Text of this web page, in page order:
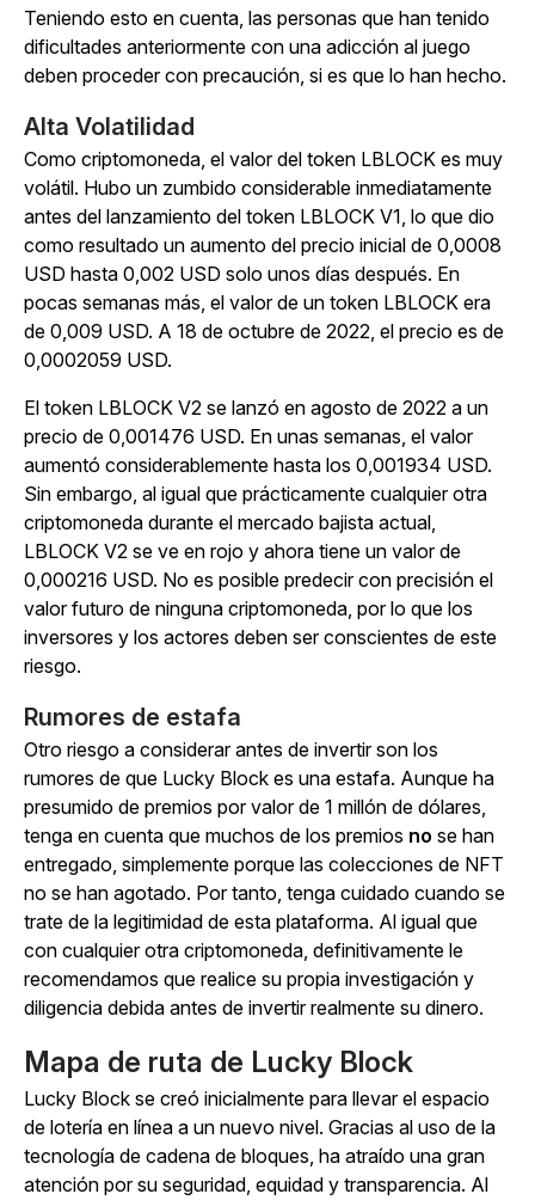
Teniendo esto en cuenta, las personas que han tenido
dificultades anteriormente con una adicción al juego
deben proceder con precaución, si es que lo han hecho.
Alta Volatilidad
Como criptomoneda, el valor del token LBLOCK es muy
volátil. Hubo un zumbido considerable inmediatamente
antes del lanzamiento del token LBLOCK V1, lo que dio
como resultado un aumento del precio inicial de 0,0008
USD hasta 0,002 USD solo unos días después. En
pocas semanas más, el valor de un token LBLOCK era
de 0,009 USD. A 18 de octubre de 2022, el precio es de
0,0002059 USD.
El token LBLOCK V2 se lanzó en agosto de 2022 a un
precio de 0,001476 USD. En unas semanas, el valor
aumentó considerablemente hasta los 0,001934 USD.
Sin embargo, al igual que prácticamente cualquier otra
criptomoneda durante el mercado bajista actual,
LBLOCK V2 se ve en rojo y ahora tiene un valor de
0,000216 USD. No es posible predecir con precisión el
valor futuro de ninguna criptomoneda, por lo que los
inversores y los actores deben ser conscientes de este
riesgo.
Rumores de estafa
Otro riesgo a considerar antes de invertir son los
rumores de que Lucky Block es una estafa. Aunque ha
presumido de premios por valor de 1 millón de dólares,
tenga en cuenta que muchos de los premios no se han
entregado, simplemente porque las colecciones de NFT
no se han agotado. Por tanto, tenga cuidado cuando se
trate de la legitimidad de esta plataforma. Al igual que
con cualquier otra criptomoneda, definitivamente le
recomendamos que realice su propia investigación y
diligencia debida antes de invertir realmente su dinero.
Mapa de ruta de Lucky Block
Lucky Block se creó inicialmente para llevar el espacio
de lotería en línea a un nuevo nivel. Gracias al uso de la
tecnología de cadena de bloques, ha atraído una gran
atención por su seguridad, equidad y transparencia. Al